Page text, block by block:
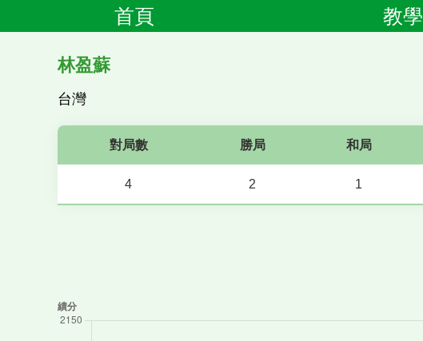
首頁 教學
林盈蘇
台灣
對局數 勝局 和局
4 2 1